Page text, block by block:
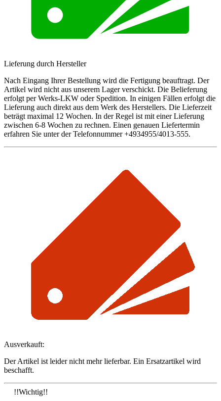
Lieferung durch Hersteller
Nach Eingang Ihrer Bestellung wird die Fertigung beauftragt. Der
Artikel wird nicht aus unserem Lager verschickt. Die Belieferung
erfolgt per Werks-LKW oder Spedition. In einigen Fällen erfolgt die
Lieferung auch direkt aus dem Werk des Herstellers. Die Lieferzeit
beträgt maximal 12 Wochen. In der Regel ist mit einer Lieferung
zwischen 6-8 Wochen zu rechnen. Einen genauen Liefertermin
erfahren Sie unter der Telefonnummer +4934955/4013-555.
Ausverkauft:
Der Artikel ist leider nicht mehr lieferbar. Ein Ersatzartikel wird
beschafft.
!!Wichtig!!